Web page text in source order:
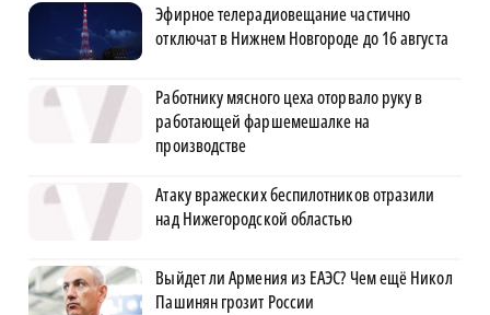
Эфирное телерадиовещание частично
отключат в Нижнем Новгороде до 16 августа
Работнику мясного цеха оторвало руку в
работающей фаршемешалке на
производстве
Атаку вражеских беспилотников отразили
над Нижегородской областью
Выйдет ли Армения из ЕАЭС? Чем ещё Никол
Пашинян грозит России